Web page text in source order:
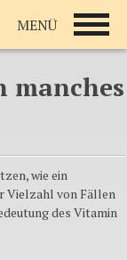
manches
wie ein
Vielzahl von Fällen
des Vitamin
MENÜ